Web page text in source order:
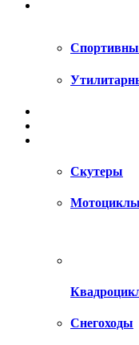
Скутеры
Мотоциклы
Снегоходы